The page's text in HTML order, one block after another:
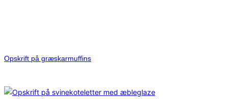
Opskrift på græskarmuffins